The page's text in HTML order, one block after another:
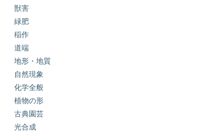
獣害
緑肥
稲作
道端
地形・地質
自然現象
化学全般
植物の形
古典園芸
光合成